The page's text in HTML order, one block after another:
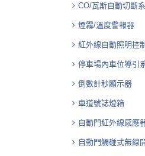
CO/瓦斯自動切斷
煙霧/溫度警報器
紅外線自動照明控
停車場內車位導引
倒數計秒顯示器
車道號誌燈箱
自動門紅外線感應
自動門觸碰式無線